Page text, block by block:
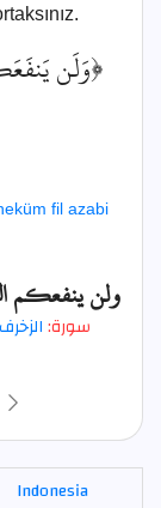
﴿وَلَن
fil azabi
ولن ينفعكم
سورة:الزخرف
Indonesia